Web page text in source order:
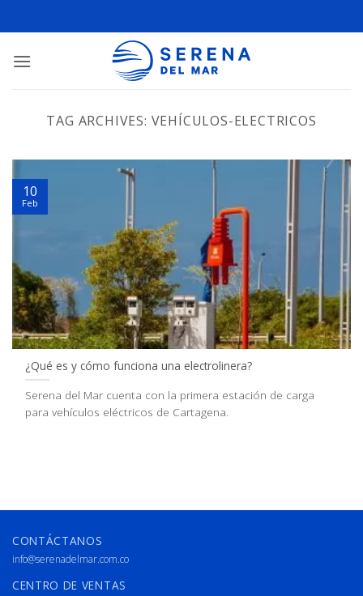
TAG ARCHIVES: VEHÍCULOS-ELECTRICOS
¿Qué es y cómo funciona una electrolinera?
Serena del Mar cuenta con la primera estación de carga
para vehículos eléctricos de Cartagena.
10
Feb
CONTÁCTANOS
info@serenadelmar.com.co
CENTRO DE VENTAS